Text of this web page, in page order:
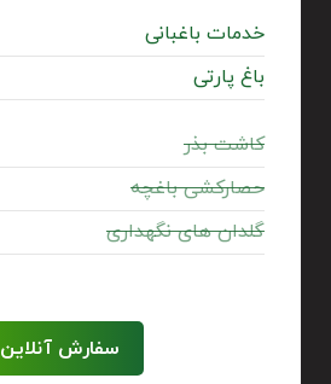
خدمات باغبانی
باغ پارتی
کاشت بذر
حصارکشی باغچه
گلدان های نگهداری
سفارش آنلاین